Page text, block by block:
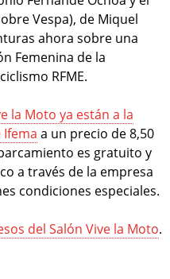
Vespa), de Miquel
ahora sobre una
Femenina de la
RFME.
la Moto ya están a la
a un precio de 8,50
es gratuito y
a través de la empresa
condiciones especiales.
del Salón Vive la Moto.